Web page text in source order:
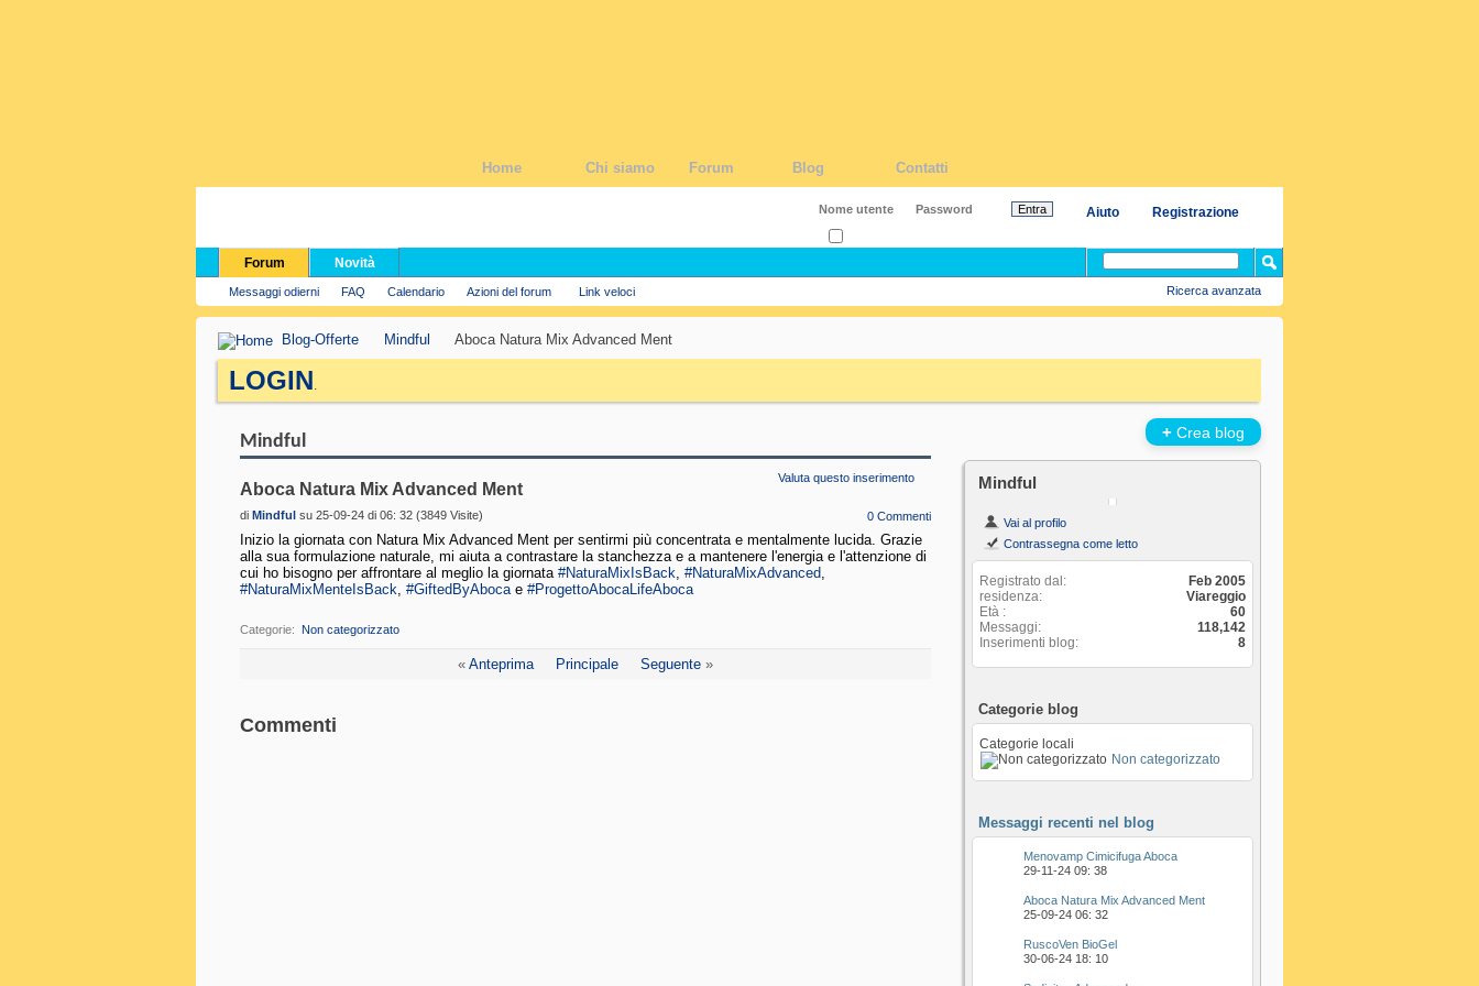
Home Chi siamo Forum Blog Contatti
Registrazione
Aiuto
Forum
Messaggi odierni FAQ Calendario Azioni del forum Link veloci
Novità
Ricerca avanzata
Blog-Offerte Mindful Aboca Natura Mix Advanced Ment
LOGIN.
Mindful
Aboca Natura Mix Advanced Ment
Valuta questo inserimento
0 Commenti
di Mindful su 25-09-24 di 06: 32 (3849 Visite)
Inizio la giornata con Natura Mix Advanced Ment per sentirmi più concentrata e mentalmente lucida. Grazie
alla sua formulazione naturale, mi aiuta a contrastare la stanchezza e a mantenere l'energia e l'attenzione di
cui ho bisogno per affrontare al meglio la giornata #NaturaMixIsBack, #NaturaMixAdvanced,
#NaturaMixMenteIsBack, #GiftedByAbocae #ProgettoAbocaLifeAboca
Categorie Non categorizzato
« Anteprima Principale Seguente »
Commenti
+ Crea blog
Mindful
Vai al profilo
Contrassegna come letto
Registrato dal
Feb 2005
residenza
Viareggio
Età
60
Messaggi
118,142
Inserimenti blog
8
Categorie blog
Categorie locali
Non categorizzato
Messaggi recenti nel blog
Menovamp Cimicifuga Aboca
29-11-24 09: 38
Aboca Natura Mix Advanced Ment
25-09-24 06: 32
RuscoVen BioGel
30-06-24 18: 10